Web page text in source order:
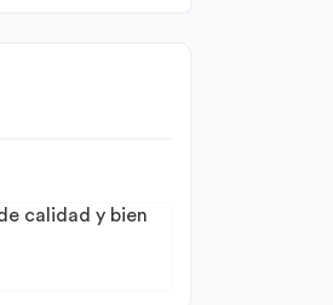
calidad y bien